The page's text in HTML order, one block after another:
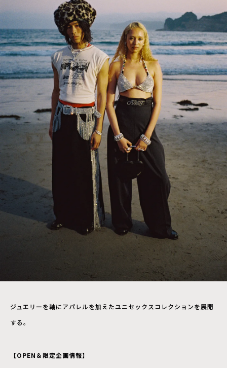
ジュエリーを軸にアパレルを加えたユニセックスコレクションを展開
する。
【OPEN＆限定企画情報】